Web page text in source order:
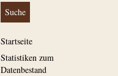
Suche
Startseite
Statistiken zum
Datenbestand